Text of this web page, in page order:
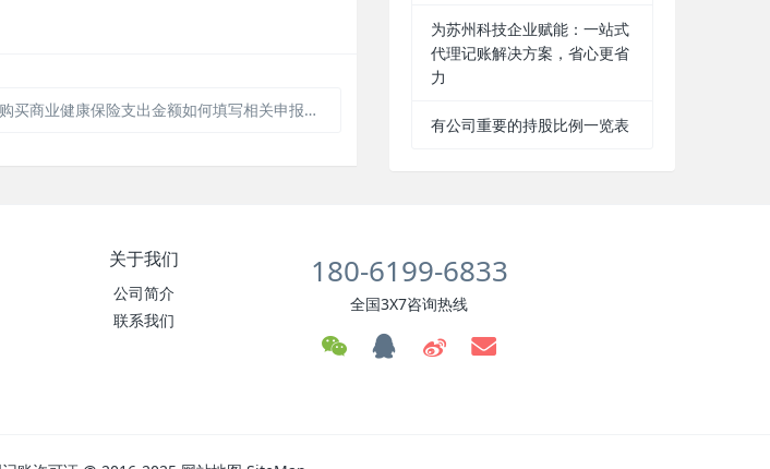
买商业健康保险支出金额如何填写相关申报表？
为苏州科技企业赋能：一站式
代理记账解决方案，省心更省
力
有公司重要的持股比例一览表
关于我们
公司简介
联系我们
180-6199-6833
全国3X7咨询热线